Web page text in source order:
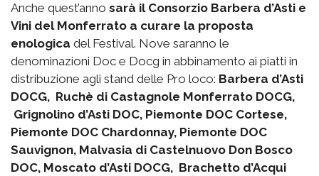
Anche quest’anno sarà il Consorzio Barbera d’Asti e
Vini del Monferrato a curare la proposta
enologica del Festival. Nove saranno le
denominazioni Doc e Docg in abbinamento ai piatti in
distribuzione agli stand delle Pro loco: Barbera d’Asti
DOCG, Ruchè di Castagnole Monferrato DOCG,
Grignolino d’Asti DOC, Piemonte DOC Cortese,
Piemonte DOC Chardonnay, Piemonte DOC
Sauvignon, Malvasia di Castelnuovo Don Bosco
DOC, Moscato d’Asti DOCG, Brachetto d’Acqui